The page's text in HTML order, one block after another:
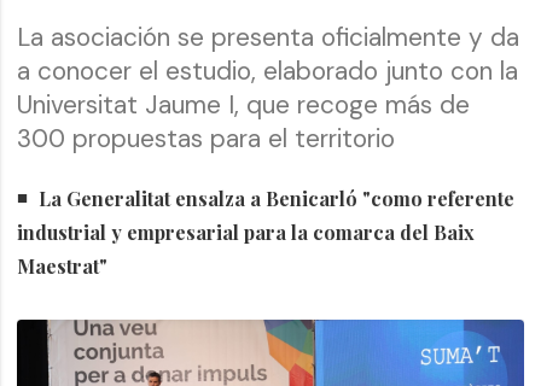
La asociación se presenta oficialmente y da
a conocer el estudio, elaborado junto con la
Universitat Jaume I, que recoge más de
300 propuestas para el territorio
La Generalitat ensalza a Benicarló "como referente
industrial y empresarial para la comarca del Baix
Maestrat"